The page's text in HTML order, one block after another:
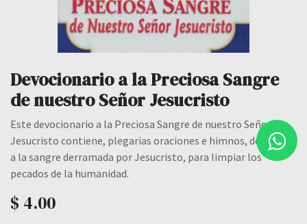
Devocionario a la Preciosa Sangre
de nuestro Señor Jesucristo
Este devocionario a la Preciosa Sangre de nuestro Señor
Jesucristo contiene, plegarias oraciones e himnos, dedicados
a la sangre derramada por Jesucristo, para limpiar los
pecados de la humanidad.
$ 4.00